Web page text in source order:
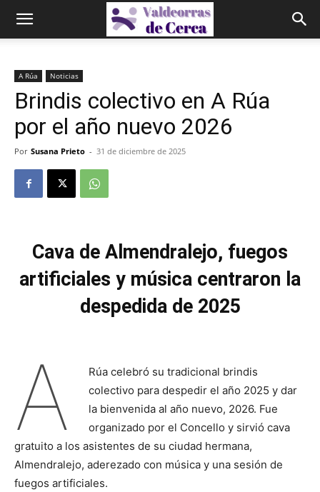
A Rúa Noticias
Brindis colectivo en A Rúa
por el año nuevo 2026
Por Susana Prieto - 31 de diciembre de 2025
Cava de Almendralejo, fuegos
artificiales y música centraron la
despedida de 2025
A
Rúa celebró su tradicional brindis
colectivo para despedir el año 2025 y dar
la bienvenida al año nuevo, 2026. Fue
organizado por el Concello y sirvió cava
gratuito a los asistentes de su ciudad hermana,
Almendralejo, aderezado con música y una sesión de
fuegos artificiales.